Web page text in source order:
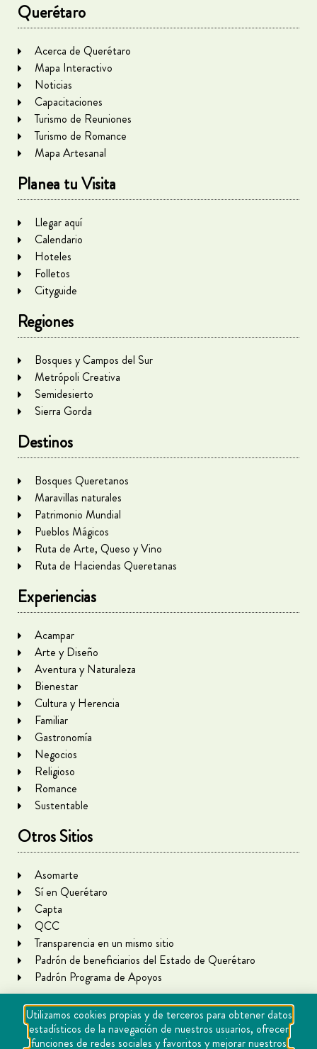
Querétaro
Acerca de Querétaro
Mapa Interactivo
Noticias
Capacitaciones
Turismo de Reuniones
Turismo de Romance
Mapa Artesanal
Planea tu Visita
Llegar aquí
Calendario
Hoteles
Folletos
Cityguide
Regiones
Bosques y Campos del Sur
Metrópoli Creativa
Semidesierto
Sierra Gorda
Destinos
Bosques Queretanos
Maravillas naturales
Patrimonio Mundial
Pueblos Mágicos
Ruta de Arte, Queso y Vino
Ruta de Haciendas Queretanas
Experiencias
Acampar
Arte y Diseño
Aventura y Naturaleza
Bienestar
Cultura y Herencia
Familiar
Gastronomía
Negocios
Religioso
Romance
Sustentable
Otros Sitios
Asomarte
Sí en Querétaro
Capta
QCC
Transparencia en un mismo sitio
Padrón de beneficiarios del Estado de Querétaro
Padrón Programa de Apoyos
Utilizamos cookies propias y de terceros para obtener datos
estadísticos de la navegación de nuestros usuarios, ofrecer
funciones de redes sociales y favoritos y mejorar nuestros